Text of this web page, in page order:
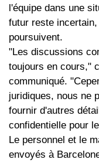
l'équipe dans une
futur reste
poursuivent.
"Les discussions
toujours en cours,"
communiqué.
juridiques, nous ne
fournir d'autres
confidentielle pour
Le personnel et le
envoyés à